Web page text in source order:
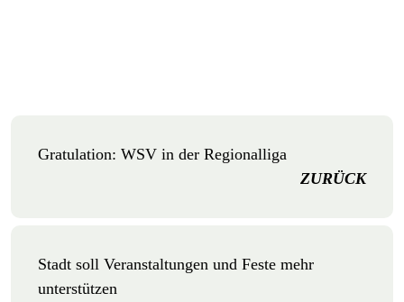
Gratulation: WSV in der Regionalliga
ZURÜCK
Stadt soll Veranstaltungen und Feste mehr
unterstützen